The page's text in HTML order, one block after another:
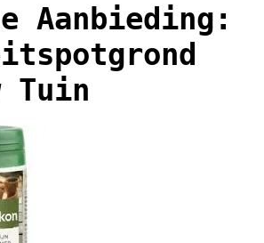
Aanbieding:
Tuin